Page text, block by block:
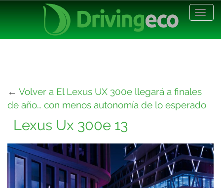
← Volver a El Lexus UX 300e llegará a finales
de año… con menos autonomía de lo esperado
Lexus Ux 300e 13